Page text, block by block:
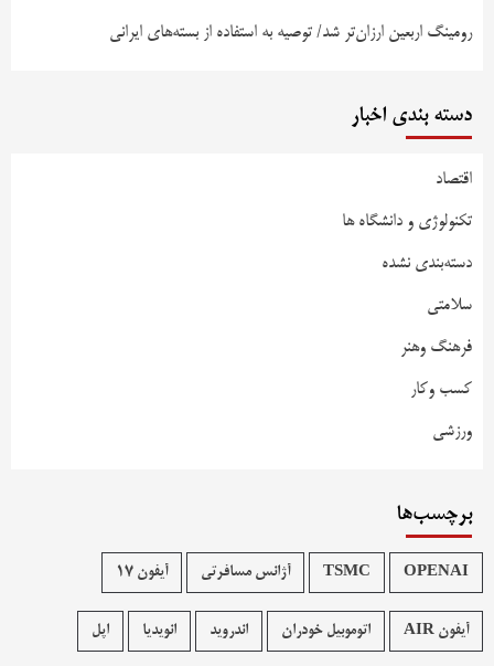
رومینگ اربعین ارزان‌تر شد/ توصیه به استفاده از بسته‌های ایرانی
دسته بندی اخبار
اقتصاد
تکنولوژی و دانشگاه ها
دسته‌بندی نشده
سلامتی
فرهنگ وهنر
کسب وکار
ورزشی
برچسب‌ها
OPENAI
TSMC آژانس مسافرتی آیفون 17
آیفون AIR اتوموبیل خودران اندروید انویدیا اپل